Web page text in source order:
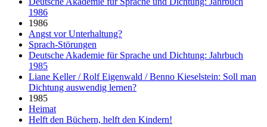
1986
1986
Angst vor Unterhaltung?
Sprach-Störungen
Deutsche Akademie für Sprache und Dichtung: Jahrbuch
1985
Liane Keller / Rolf Eigenwald / Benno Kieselstein: Soll man
Dichtung auswendig lernen?
1985
Heimat
Helft den Büchern, helft den Kindern!